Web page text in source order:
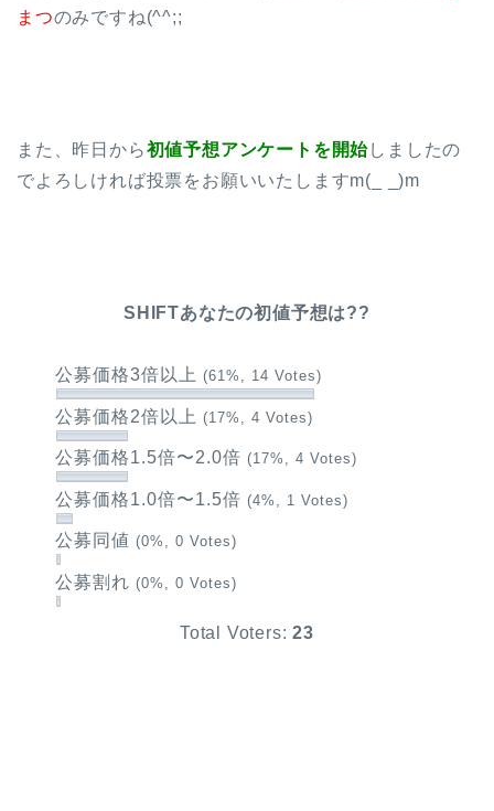
まつのみですね(^^;;
また、昨日から初値予想アンケートを開始しましたの
でよろしければ投票をお願いいたしますm(_ _)m
SHIFTあなたの初値予想は??
公募価格3倍以上 (61%, 14 Votes)
公募価格2倍以上 (17%, 4 Votes)
公募価格1.5倍〜2.0倍 (17%, 4 Votes)
公募価格1.0倍〜1.5倍 (4%, 1 Votes)
公募同値 (0%, 0 Votes)
公募割れ (0%, 0 Votes)
Total Voters:23